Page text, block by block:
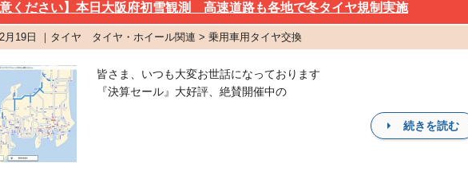
意ください】本日大阪府初雪観測 高速道路も各地で冬タイヤ規制実施
月19日 ｜タイヤ タイヤ・ホイール関連 > 乗用車用タイヤ交換
皆さま、いつも大変お世話になっております
『決算セール』大好評、絶賛開催中の
続きを読む